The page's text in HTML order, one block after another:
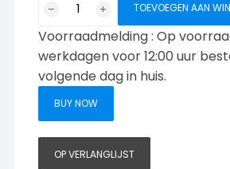
cijfercodeslot
daghoot
vastzet
knop
TOEVOEGEN AAN
Voorraadmelding : Op
werkdagen voor 12:00 uur
volgende dag in huis.
BUY NOW
OP VERLANGLIJST